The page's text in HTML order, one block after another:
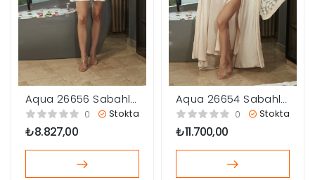
Aqua 26656 Sabahlık
Gecelik Takım
0 Stokta
₺8.827,00
Aqua 26654 Sabahlık
Gecelik Takım
0 Stokta
₺11.700,00